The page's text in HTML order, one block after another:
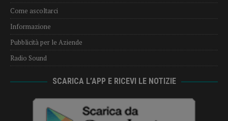
Come ascoltarci
Informazione
Pubblicità per le Aziende
Radio Sound
SCARICA L’APP E RICEVI LE NOTIZIE